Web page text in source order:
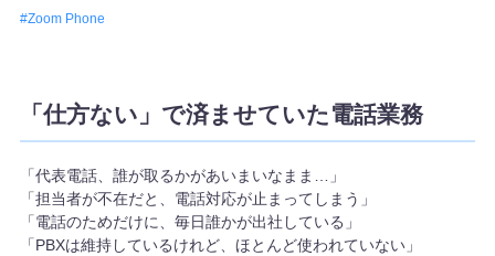
よくあるご質問
Zoom Phone
「仕方ない」で済ませていた電話業務
「代表電話、誰が取るかがあいまいなまま…」
「担当者が不在だと、電話対応が止まってしまう」
「電話のためだけに、毎日誰かが出社している」
「PBXは維持しているけれど、ほとんど使われていない」